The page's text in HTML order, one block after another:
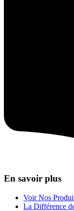
En savoir plus
Voir Nos
La Différence